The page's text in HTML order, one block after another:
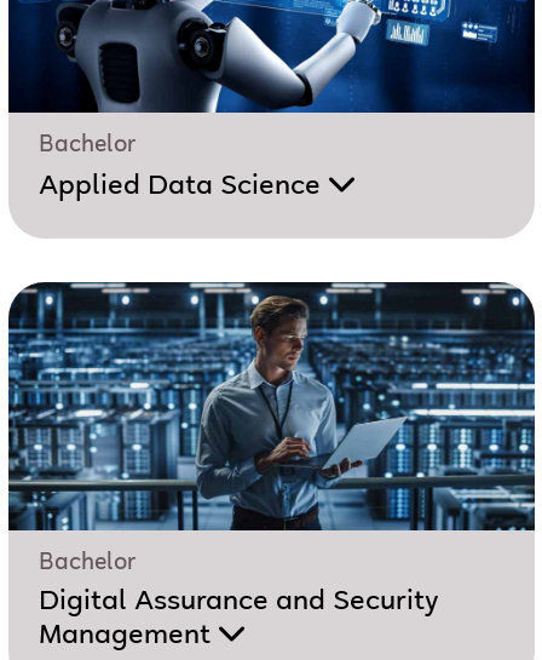
Bachelor
Applied Data Science
Bachelor
Digital Assurance and Security
Management